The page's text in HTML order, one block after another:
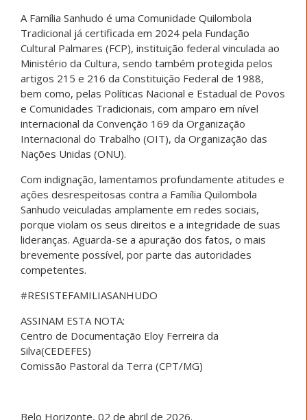
A Família Sanhudo é uma Comunidade Quilombola
Tradicional já certificada em 2024 pela Fundação
Cultural Palmares (FCP), instituição federal vinculada ao
Ministério da Cultura, sendo também protegida pelos
artigos 215 e 216 da Constituição Federal de 1988,
bem como, pelas Políticas Nacional e Estadual de Povos
e Comunidades Tradicionais, com amparo em nível
internacional da Convenção 169 da Organização
Internacional do Trabalho (OIT), da Organização das
Nações Unidas (ONU).
Com indignação, lamentamos profundamente atitudes e
ações desrespeitosas contra a Família Quilombola
Sanhudo veiculadas amplamente em redes sociais,
porque violam os seus direitos e a integridade de suas
lideranças. Aguarda-se a apuração dos fatos, o mais
brevemente possível, por parte das autoridades
competentes.
#RESISTEFAMILIASANHUDO
ASSINAM ESTA NOTA:
Centro de Documentação Eloy Ferreira da
Silva(CEDEFES)
Comissão Pastoral da Terra (CPT/MG)
Belo Horizonte, 02 de abril de 2026.